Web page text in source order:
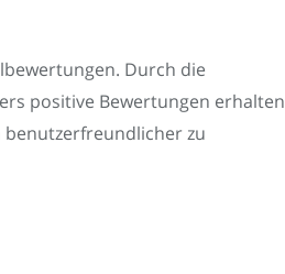
Durch die
positive Bewertungen erhalten
zu